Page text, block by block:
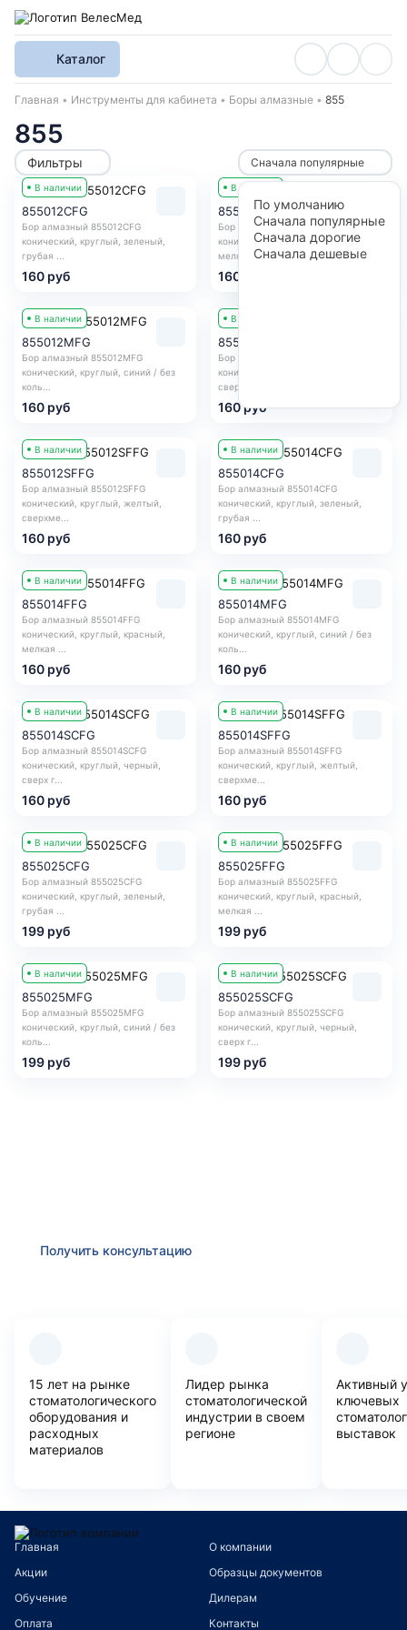
Каталог
Хлебные крошки
Главная Инструменты для кабинета Боры алмазные 855
855
Фильтры Сначала популярные
По умолчанию
Сначала популярные
Сначала дорогие
Сначала дешевые
В наличии
855012CFG
Бор алмазный 855012CFG
конический, круглый, зеленый,
грубая ...
160 руб
В наличии
855012FFG
Бор алмазный 855012FFG
конический, круглый, красный,
мелкая ...
160 руб
В наличии
855012MFG
Бор алмазный 855012MFG
конический, круглый, синий / без
коль...
160 руб
В наличии
855012SCFG
Бор алмазный 855012SCFG
конический, круглый, черный,
сверх г...
160 руб
В наличии
855012SFFG
Бор алмазный 855012SFFG
конический, круглый, желтый,
сверхме...
160 руб
В наличии
855014CFG
Бор алмазный 855014CFG
конический, круглый, зеленый,
грубая ...
160 руб
В наличии
855014FFG
Бор алмазный 855014FFG
конический, круглый, красный,
мелкая ...
160 руб
В наличии
855014MFG
Бор алмазный 855014MFG
конический, круглый, синий / без
коль...
160 руб
В наличии
855014SCFG
Бор алмазный 855014SCFG
конический, круглый, черный,
сверх г...
160 руб
В наличии
855014SFFG
Бор алмазный 855014SFFG
конический, круглый, желтый,
сверхме...
160 руб
В наличии
855025CFG
Бор алмазный 855025CFG
конический, круглый, зеленый,
грубая ...
199 руб
В наличии
855025FFG
Бор алмазный 855025FFG
конический, круглый, красный,
мелкая ...
199 руб
В наличии
855025MFG
Бор алмазный 855025MFG
конический, круглый, синий / без
коль...
199 руб
В наличии
855025SCFG
Бор алмазный 855025SCFG
конический, круглый, черный,
сверх г...
199 руб
Получить консультацию
15 лет на рынке
стоматологического
оборудования и
расходных
материалов
Лидер рынка
стоматологической
индустрии в своем
регионе
Активный
ключевых
выставок
Главная
О компании
Акции
Образцы документов
Обучение
Дилерам
Оплата
Контакты